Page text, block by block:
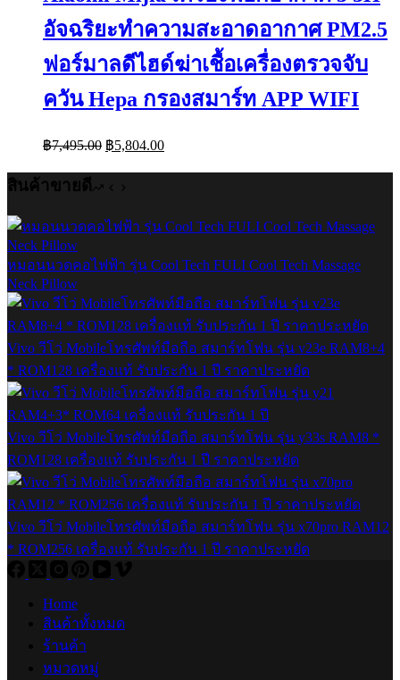
อัจฉริยะทำความสะอาดอากาศ PM2.5
ฟอร์มาลดีไฮด์ฆ่าเชื้อเครื่องตรวจจับ
ควัน Hepa กรองสมาร์ท APP WIFI
฿7,495.00 Original
price
was:
฿7,495.00.
฿5,804.00Current
price
is:
สินค้าขายดี
หมอนนวดคอไฟฟ้า รุ่น Cool Tech FULI Cool Tech Massage
Neck Pillow
Vivo วีโว่ Mobileโทรศัพท์มือถือ สมาร์ทโฟน รุ่น v23e RAM8+4
* ROM128 เครื่องแท้ รับประกัน 1 ปี ราคาประหยัด
Vivo วีโว่ Mobileโทรศัพท์มือถือ สมาร์ทโฟน รุ่น y33s RAM8 *
ROM128 เครื่องแท้ รับประกัน 1 ปี ราคาประหยัด
Vivo วีโว่ Mobileโทรศัพท์มือถือ สมาร์ทโฟน รุ่น x70pro RAM12
* ROM256 เครื่องแท้ รับประกัน 1 ปี ราคาประหยัด
Home
สินค้าทั้งหมด
ร้านค้า
หมวดหมู่